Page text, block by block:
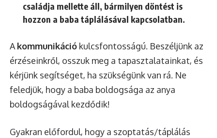
családja mellette áll, bármilyen döntést is
hozzon a baba táplálásával kapcsolatban.
A kommunikáció kulcsfontosságú. Beszéljünk az
érzéseinkről, osszuk meg a tapasztalatainkat, és
kérjünk segítséget, ha szükségünk van rá. Ne
feledjük, hogy a baba boldogsága az anya
boldogságával kezdődik!
Gyakran előfordul, hogy a szoptatás/táplálás